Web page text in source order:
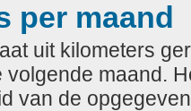
per maand
uit kilometers
volgende maand.
van de